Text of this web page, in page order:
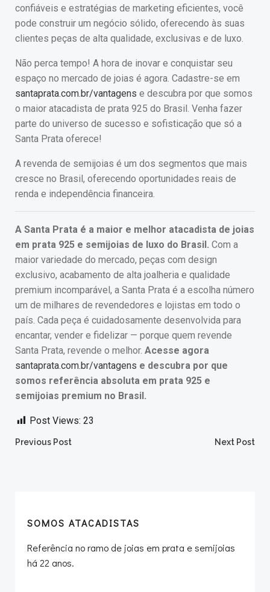
confiáveis e estratégias de marketing eficientes, você
pode construir um negócio sólido, oferecendo às suas
clientes peças de alta qualidade, exclusivas e de luxo.
Não perca tempo! A hora de inovar e conquistar seu
espaço no mercado de joias é agora. Cadastre-se em
santaprata.com.br/vantagens e descubra por que somos
o maior atacadista de prata 925 do Brasil. Venha fazer
parte do universo de sucesso e sofisticação que só a
Santa Prata oferece!
A revenda de semijoias é um dos segmentos que mais
cresce no Brasil, oferecendo oportunidades reais de
renda e independência financeira.
A Santa Prata é a maior e melhor atacadista de joias
em prata 925 e semijoias de luxo do Brasil. Com a
maior variedade do mercado, peças com design
exclusivo, acabamento de alta joalheria e qualidade
premium incomparável, a Santa Prata é a escolha número
um de milhares de revendedores e lojistas em todo o
país. Cada peça é cuidadosamente desenvolvida para
encantar, vender e fidelizar — porque quem revende
Santa Prata, revende o melhor. Acesse agora
santaprata.com.br/vantagens e descubra por que
somos referência absoluta em prata 925 e
semijoias premium no Brasil.
Post Views: 23
Post
Previous Post Next Post
SOMOS ATACADISTAS
Referência no ramo de joias em prata e semijoias
há 22 anos.